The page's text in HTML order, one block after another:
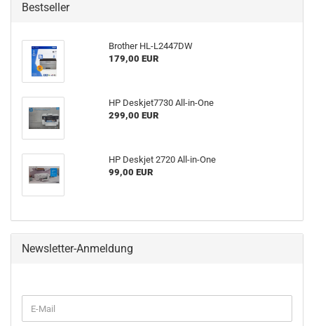
Bestseller
Brother HL-L2447DW
179,00 EUR
HP Deskjet7730 All-in-One
299,00 EUR
HP Deskjet 2720 All-in-One
99,00 EUR
Newsletter-Anmeldung
ZUR
E-
Mail